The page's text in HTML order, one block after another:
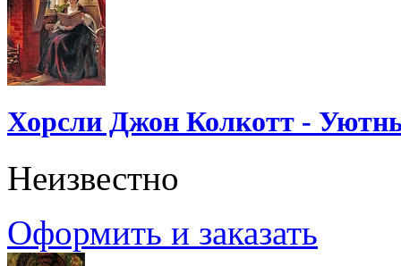
Хорсли Джон Колкотт -
Неизвестно
Оформить и заказать